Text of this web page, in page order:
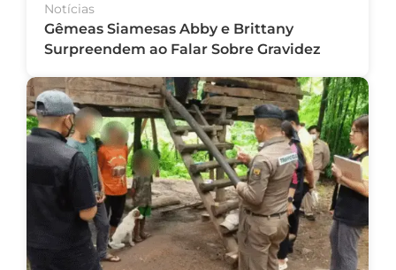
Notícias
Gêmeas Siamesas Abby e Brittany
Surpreendem ao Falar Sobre Gravidez